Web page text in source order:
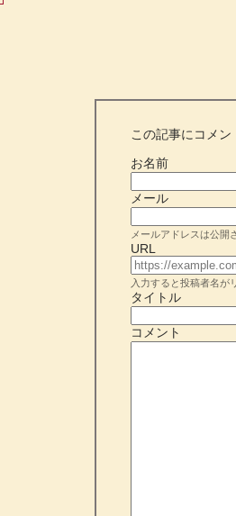
この記事にコメン
お名前
メール
メールアドレスは公開
URL
入力すると投稿者名が
タイトル
コメント